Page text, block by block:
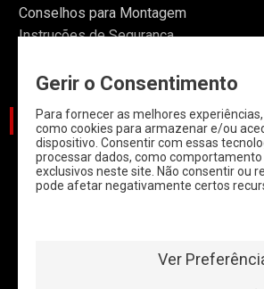
Conselhos para Montagem
Instruções de Segurança
CATEGORIAS
CARROS
CARROS COM
Gerir o Consentimento
Para fornecer as melhores
como cookies para armazenar e/ou
dispositivo. Consentir com essas
processar dados, como comportamento
exclusivos neste site. Não consentir ou
pode afetar negativamente certos
Ver